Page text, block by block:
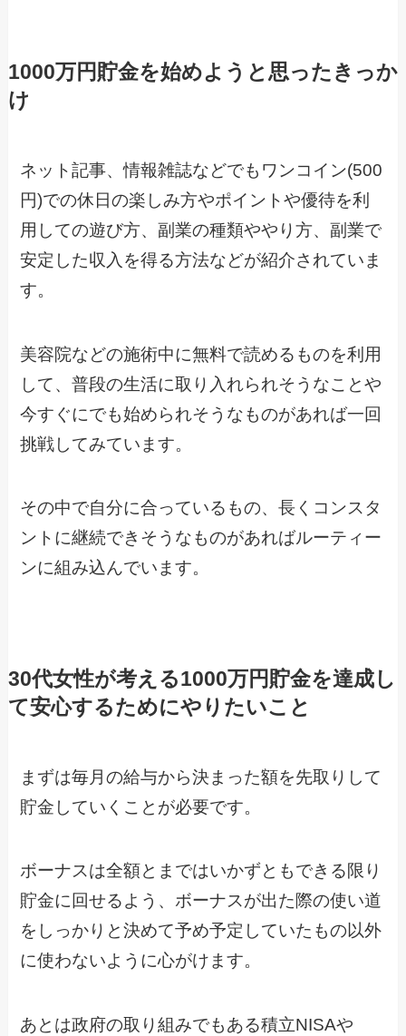
1000万円貯金を始めようと思ったきっか
け
ネット記事、情報雑誌などでもワンコイン(500
円)での休日の楽しみ方やポイントや優待を利
用しての遊び方、副業の種類ややり方、副業で
安定した収入を得る方法などが紹介されていま
す。
美容院などの施術中に無料で読めるものを利用
して、普段の生活に取り入れられそうなことや
今すぐにでも始められそうなものがあれば一回
挑戦してみています。
その中で自分に合っているもの、長くコンスタ
ントに継続できそうなものがあればルーティー
ンに組み込んでいます。
30代女性が考える1000万円貯金を達成し
て安心するためにやりたいこと
まずは毎月の給与から決まった額を先取りして
貯金していくことが必要です。
ボーナスは全額とまではいかずともできる限り
貯金に回せるよう、ボーナスが出た際の使い道
をしっかりと決めて予め予定していたもの以外
に使わないように心がけます。
あとは政府の取り組みでもある積立NISAや